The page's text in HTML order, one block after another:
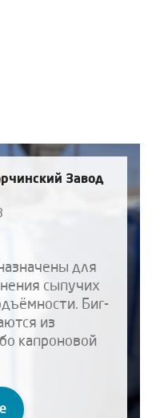
Завод
для
сыпучих
Биг-
из
капроновой